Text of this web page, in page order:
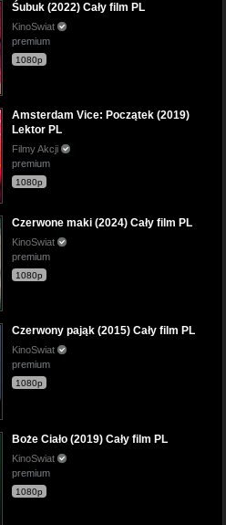
Śubuk (2022) Cały film PL
KinoSwiat
premium
1080p
Amsterdam Vice: Początek (2019)
Lektor PL
Filmy Akcji
premium
1080p
Czerwone maki (2024) Cały film PL
KinoSwiat
premium
1080p
Czerwony pająk (2015) Cały film PL
KinoSwiat
premium
1080p
Boże Ciało (2019) Cały film PL
KinoSwiat
premium
1080p